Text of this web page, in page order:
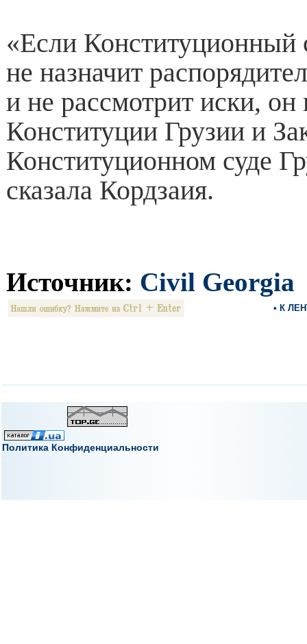
«Если Конституционный
не назначит
и не рассмотрит иски,
Конституции Грузии и
Конституционном суде
сказала Кордзаия.
Источник: Civil Georgia
• К
Политика Конфиденциальности